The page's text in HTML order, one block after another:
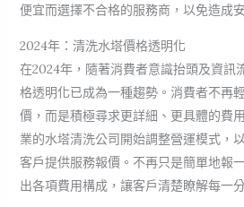
便宜而選擇不合格的服務商，以免造成
2024年：清洗水塔價格透明化
在2024年，隨著消費者意識抬頭及資訊
格透明化已成為一種趨勢。消費者不再
價，而是積極尋求更詳細、更具體的費
業的水塔清洗公司開始調整營運模式，
客戶提供服務報價。不再只是簡單地報
出各項費用構成，讓客戶清楚瞭解每一